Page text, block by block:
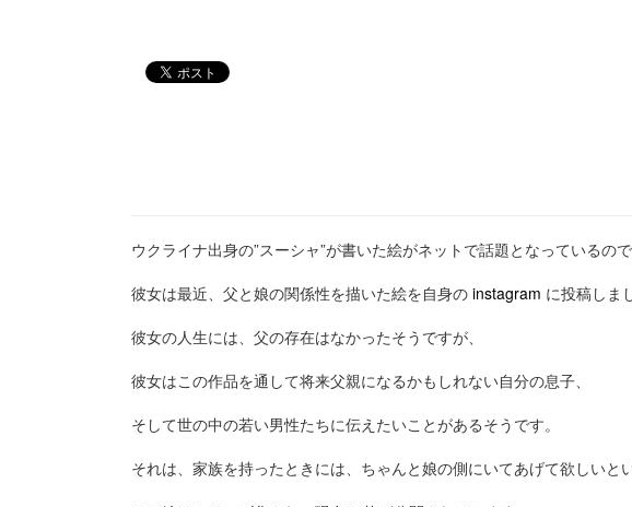
ウクライナ出身の”スーシャ”が書いた絵がネットで話題となっているので
彼女は最近、父と娘の関係性を描いた絵を自身の instagram に投稿しま
彼女の人生には、父の存在はなかったそうですが、
彼女はこの作品を通して将来父親になるかもしれない自分の息子、
そして世の中の若い男性たちに伝えたいことがあるそうです。
それは、家族を持ったときには、ちゃんと娘の側にいてあげて欲しいと